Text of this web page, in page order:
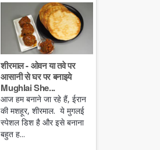
शीरमाल - ओवन या तवे पर
आसानी से घर पर बनाइये
Mughlai She...
आज हम बनाने जा रहे हैं, ईरान
की मशहूर, शीरमाल. ये मुगलई
स्पेशल डिश है और इसे बनाना
बहुत ह...